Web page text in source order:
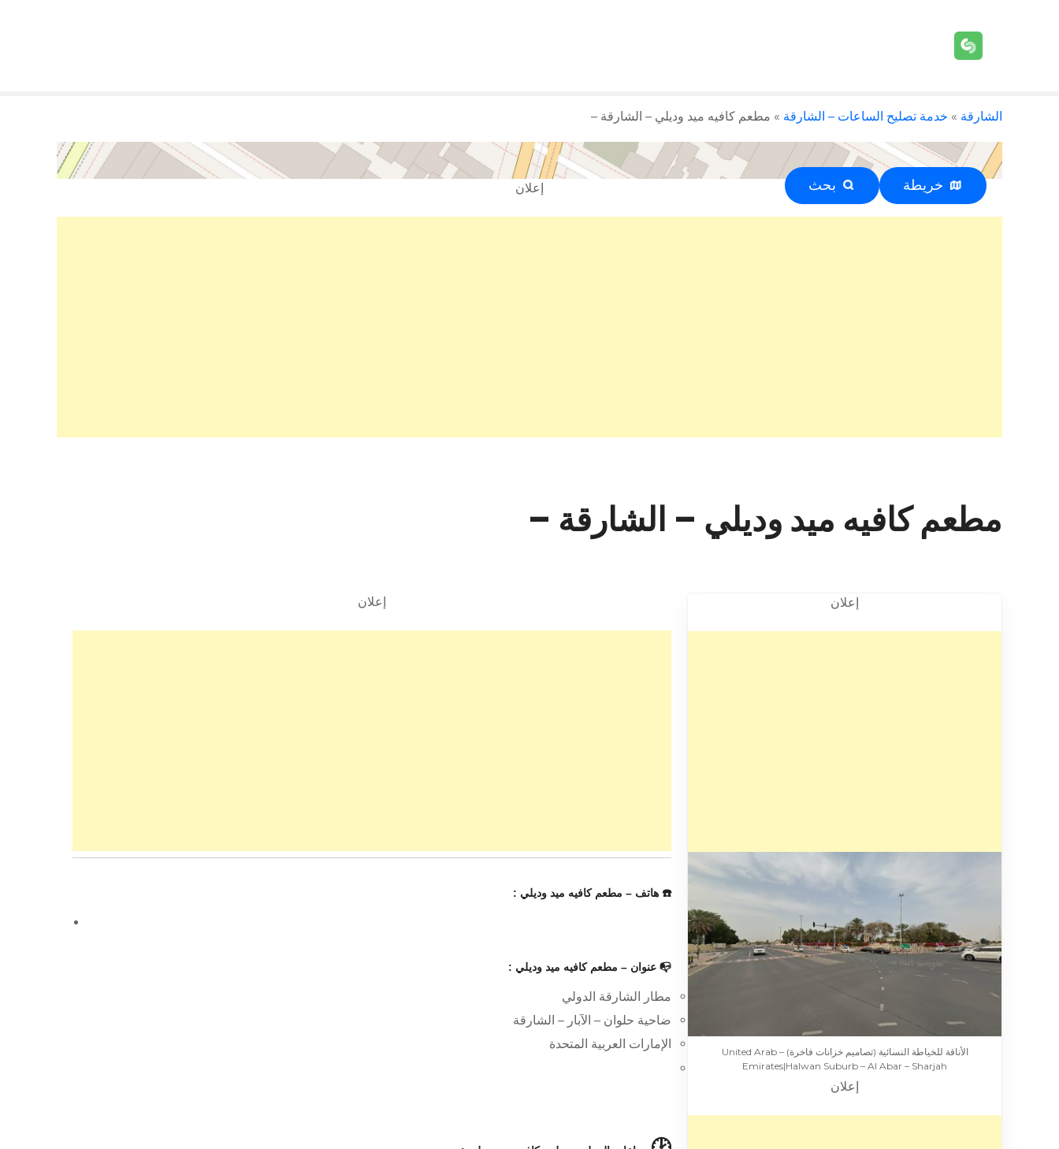
الشارقة » خدمة تصليح الساعات – الشارقة » مطعم كافيه ميد وديلي – الشارقة –
خريطة بحث إعلان
مطعم كافيه ميد وديلي – الشارقة –
إعلان
الأناقة للخياطة النسائية (تصاميم خزانات فاخرة) – United Arab
Emirates|Halwan Suburb – Al Abar – Sharjah
إعلان
إعلان
☎️ هاتف – مطعم كافيه ميد وديلي :
📭 عنوان – مطعم كافيه ميد وديلي :
مطار الشارقة الدولي
ضاحية حلوان – الآبار – الشارقة
الإمارات العربية المتحدة